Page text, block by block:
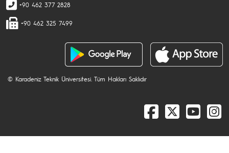
+90 462 377 2828
+90 462 325 7499
© Karadeniz Teknik Üniversitesi. Tüm Hakları Saklıdır